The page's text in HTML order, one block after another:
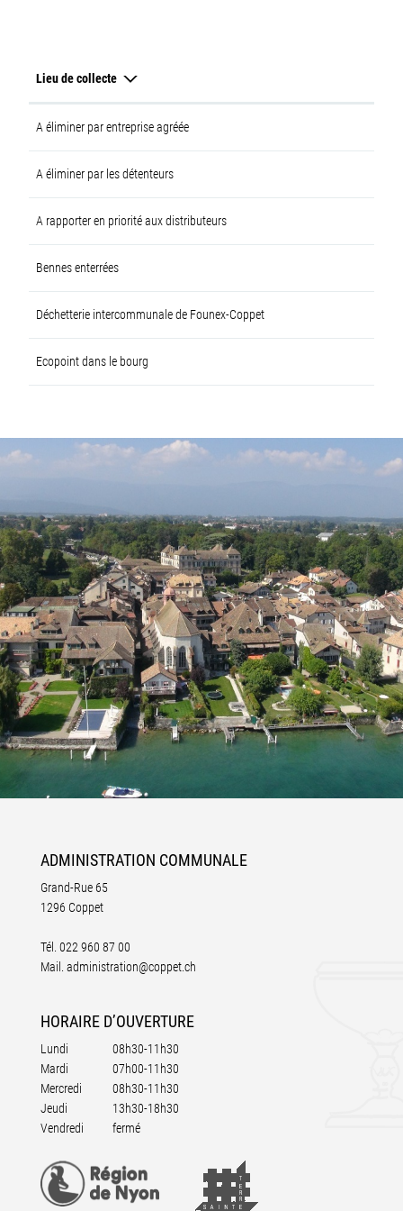
Lieu de collecte
A éliminer par entreprise agréée
A éliminer par les détenteurs
A rapporter en priorité aux distributeurs
Bennes enterrées
Déchetterie intercommunale de Founex-Coppet
Ecopoint dans le bourg
Fusszeile
ADMINISTRATION COMMUNALE
Grand-Rue 65
1296 Coppet
Tél. 022 960 87 00
Mail. administration@coppet.ch
HORAIRE D’OUVERTURE
Lundi
08h30-11h30
Mardi
07h00-11h30
Mercredi
08h30-11h30
Jeudi
13h30-18h30
Vendredi
fermé